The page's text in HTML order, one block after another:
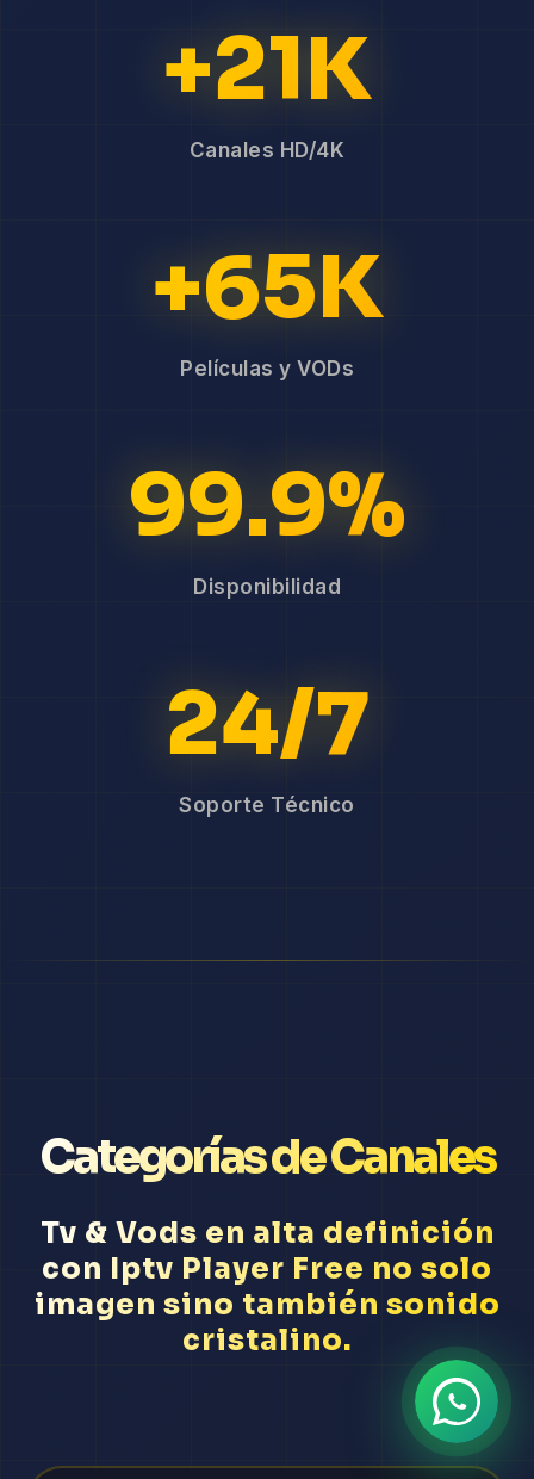
+21K
Canales HD/4K
+65K
Películas y VODs
99.9%
Disponibilidad
24/7
Soporte Técnico
Categorías de Canales
Tv & Vods en alta definición
con Iptv Player Free no solo
imagen sino también sonido
cristalino.